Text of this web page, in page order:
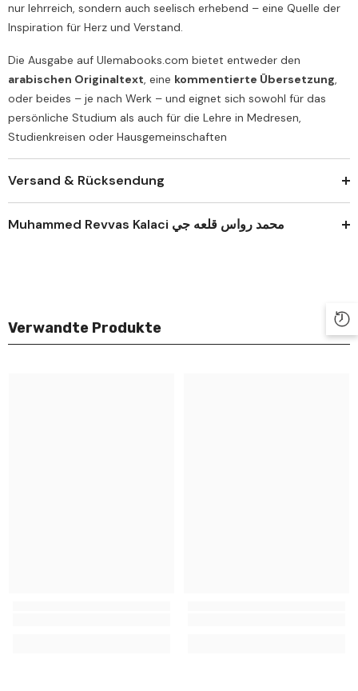
nur lehrreich, sondern auch seelisch erhebend – eine Quelle der
Inspiration für Herz und Verstand.
Die Ausgabe auf Ulemabooks.com bietet entweder den
arabischen Originaltext, eine kommentierte Übersetzung,
oder beides – je nach Werk – und eignet sich sowohl für das
persönliche Studium als auch für die Lehre in Medresen,
Studienkreisen oder Hausgemeinschaften
Versand & Rücksendung
Muhammed Revvas Kalaci محمد رواس قلعه جي
Verwandte Produkte